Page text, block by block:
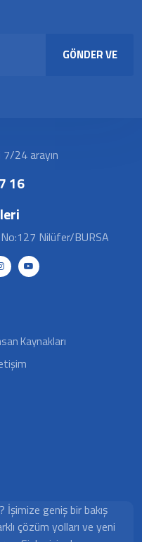
GÖNDER VE
24 arayın
16
Nilüfer/BURSA
Kaynakları
İşimize geniş bir bakış
çözüm yolları ve yeni